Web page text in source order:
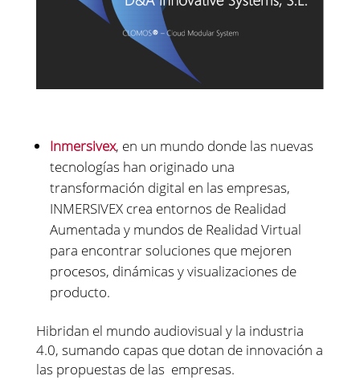
Inmersivex, en un mundo donde las nuevas
tecnologías han originado una
transformación digital en las empresas,
INMERSIVEX crea entornos de Realidad
Aumentada y mundos de Realidad Virtual
para encontrar soluciones que mejoren
procesos, dinámicas y visualizaciones de
producto.
Hibridan el mundo audiovisual y la industria
4.0, sumando capas que dotan de innovación a
las propuestas de las empresas.